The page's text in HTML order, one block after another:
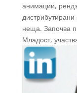
анимации,
неща. Започва
Младост,